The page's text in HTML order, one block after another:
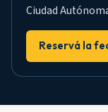
Ciudad
Reservá la